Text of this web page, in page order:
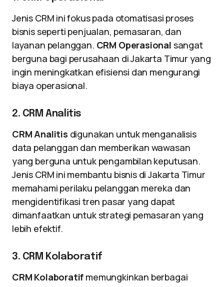
Jenis CRM ini fokus pada otomatisasi proses
bisnis seperti penjualan, pemasaran, dan
layanan pelanggan. CRM Operasional sangat
berguna bagi perusahaan di Jakarta Timur yang
ingin meningkatkan efisiensi dan mengurangi
biaya operasional.
2. CRM Analitis
CRM Analitis digunakan untuk menganalisis
data pelanggan dan memberikan wawasan
yang berguna untuk pengambilan keputusan.
Jenis CRM ini membantu bisnis di Jakarta Timur
memahami perilaku pelanggan mereka dan
mengidentifikasi tren pasar yang dapat
dimanfaatkan untuk strategi pemasaran yang
lebih efektif.
3. CRM Kolaboratif
CRM Kolaboratif memungkinkan berbagai